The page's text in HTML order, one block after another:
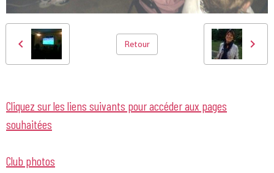
Retour
Cliquez sur les liens suivants pour accéder aux pages
souhaitées
Club photos